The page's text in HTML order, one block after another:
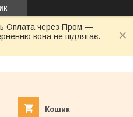
Оплата через Пром —
вона не підлягає.
Кошик